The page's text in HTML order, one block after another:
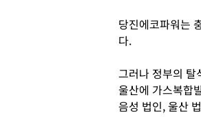
당진에코파워는
다.
그러나 정부의 탈
울산에 가스복합
음성 법인, 울산